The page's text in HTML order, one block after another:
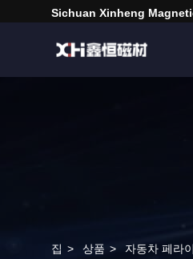
Sichuan Xinheng
집 > 상품 > 자동차 페라